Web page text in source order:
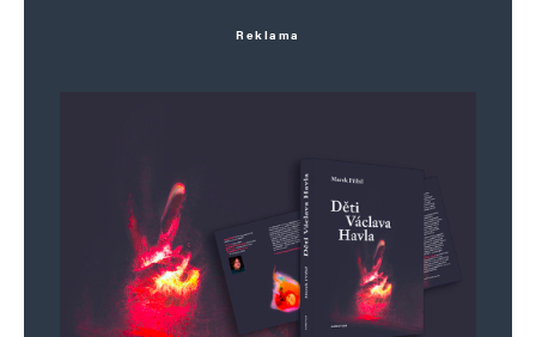
Aspoň něco.
Celsius
Reklama